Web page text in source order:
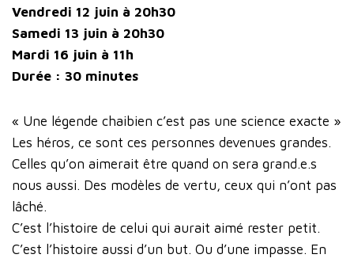
Vendredi 12 juin à 20h30
Samedi 13 juin à 20h30
Mardi 16 juin à 11h
Durée : 30 minutes
« Une légende chaibien c’est pas une science exacte »
Les héros, ce sont ces personnes devenues grandes.
Celles qu’on aimerait être quand on sera grand.e.s
nous aussi. Des modèles de vertu, ceux qui n’ont pas
lâché.
C’est l’histoire de celui qui aurait aimé rester petit.
C’est l’histoire aussi d’un but. Ou d’une impasse. En